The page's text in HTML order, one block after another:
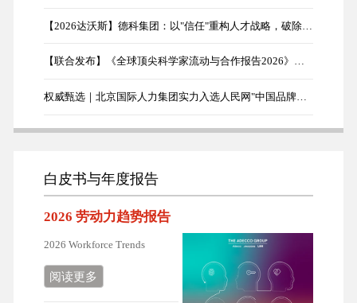
【2026达沃斯】德科集团：以"信任"重构人才战略，破除AI时代企业转型误区
【联合发布】《全球顶尖科学家流动与合作报告2026》首发
权威甄选｜北京国际人力集团实力入选人民网"中国品牌日"展示品牌
白皮书与年度报告
2026 劳动力趋势报告
2026 Workforce Trends
阅读更多